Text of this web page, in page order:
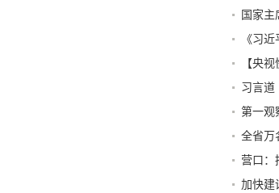
全速前进
国家主
《习
【央
习言道
第一观
新的使命
全省万
营口：
加快建